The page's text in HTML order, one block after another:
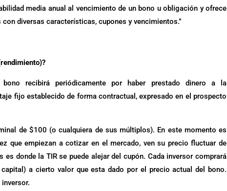
media anual al vencimiento de un bono u obligación y ofrece
diversas características, cupones y vencimientos.”
recibirá periódicamente por haber prestado dinero a la
fijo establecido de forma contractual, expresado en el prospecto
de $100 (o cualquiera de sus múltiplos). En este momento es
que empiezan a cotizar en el mercado, ven su precio fluctuar de
donde la TIR se puede alejar del cupón. Cada inversor comprará
a cierto valor que esta dado por el precio actual del bono.